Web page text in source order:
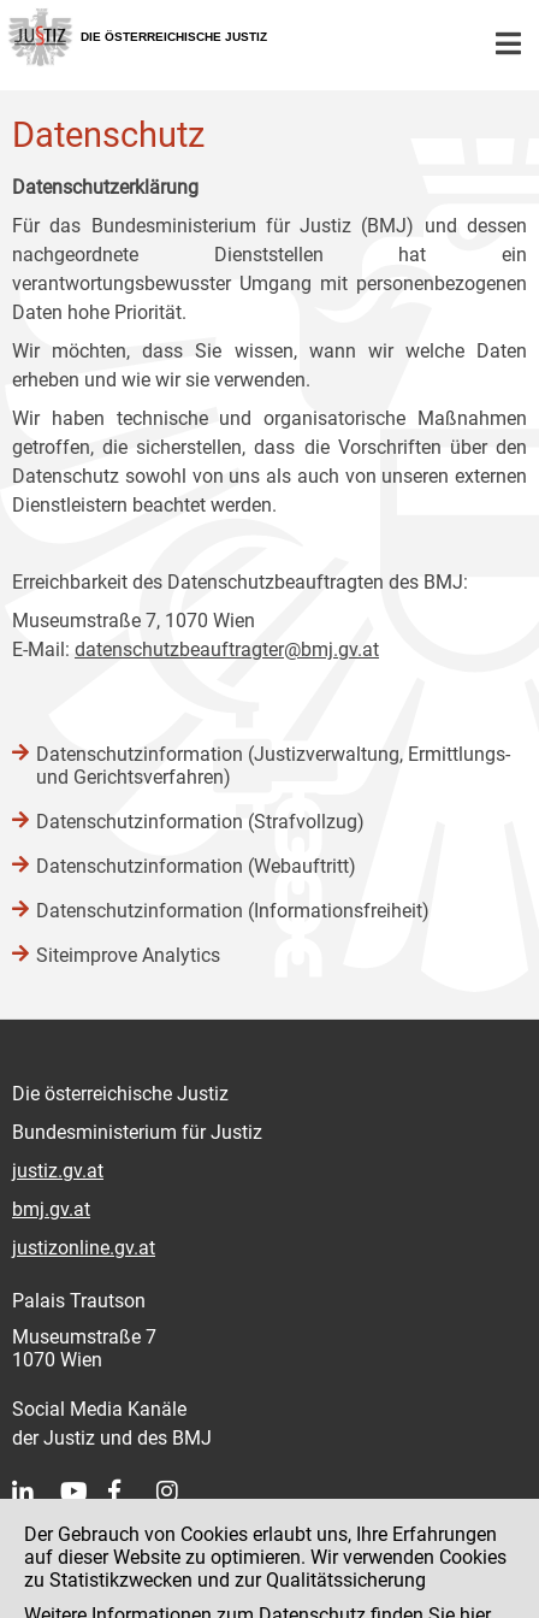
Zur
Hauptnavigation
[1]
Zum
Inhalt
[2]
Zum
Untermenü
[3]
DIE ÖSTERREICHISCHE JUSTIZ
Datenschutz
Datenschutzerklärung
Für das Bundesministerium für Justiz (BMJ) und dessen
nachgeordnete Dienststellen hat ein
verantwortungsbewusster Umgang mit personenbezogenen
Daten hohe Priorität.
Wir möchten, dass Sie wissen, wann wir welche Daten
erheben und wie wir sie verwenden.
Wir haben technische und organisatorische Maßnahmen
getroffen, die sicherstellen, dass die Vorschriften über den
Datenschutz sowohl von uns als auch von unseren externen
Dienstleistern beachtet werden.
Erreichbarkeit des Datenschutzbeauftragten des BMJ:
Museumstraße 7, 1070 Wien
E-Mail: datenschutzbeauftragter@bmj.gv.at
Datenschutzinformation (Justizverwaltung, Ermittlungs-
und Gerichtsverfahren)
Datenschutzinformation (Strafvollzug)
Datenschutzinformation (Webauftritt)
Datenschutzinformation (Informationsfreiheit)
Siteimprove Analytics
Die österreichische Justiz
Bundesministerium für Justiz
justiz.gv.at
bmj.gv.at
justizonline.gv.at
Palais Trautson
Museumstraße 7
1070 Wien
Social Media Kanäle
der Justiz und des BMJ
Kontakt
Impressum
Der Gebrauch von Cookies erlaubt uns, Ihre Erfahrungen
auf dieser Website zu optimieren. Wir verwenden Cookies
zu Statistikzwecken und zur Qualitätssicherung